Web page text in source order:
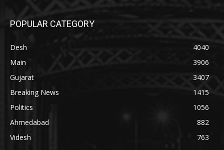
POPULAR CATEGORY
Desh
4040
Main
3906
Gujarat
3407
Breaking News
1415
Politics
1056
Ahmedabad
882
Videsh
763